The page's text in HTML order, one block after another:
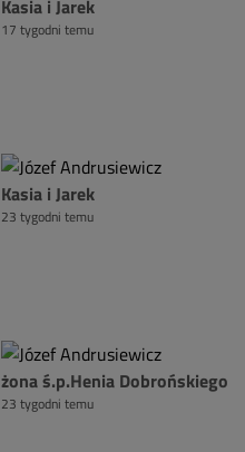
Kasia i Jarek
17 tygodni temu
Kasia i Jarek
23 tygodni temu
żona ś.p.Henia Dobrońskiego
23 tygodni temu